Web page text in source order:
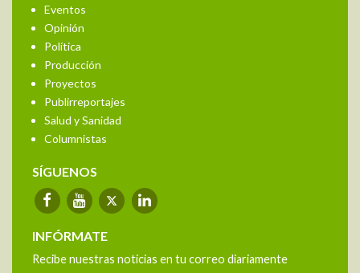
Eventos
Opinión
Política
Producción
Proyectos
Publirreportajes
Salud y Sanidad
Columnistas
SÍGUENOS
INFÓRMATE
Recibe nuestras noticias en tu correo diariamente